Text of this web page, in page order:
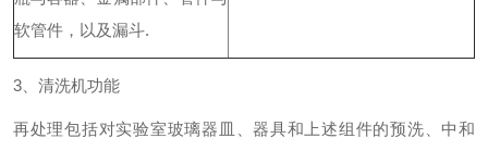
软管件，以及漏斗.
3、清洗机功能
再处理包括对实验室玻璃器皿、器具和上述组件的预洗、中和